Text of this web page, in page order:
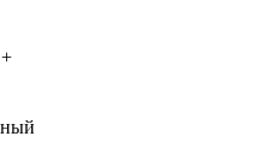
+